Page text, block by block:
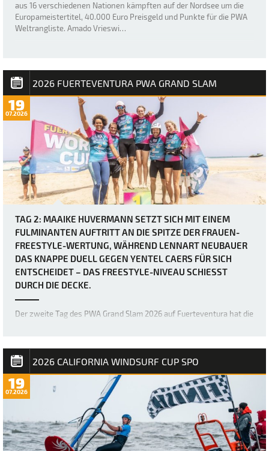
aus 16 verschiedenen Nationen kämpften auf der Nordsee um die
Europameistertitel, 40.000 Euro Preisgeld und Punkte für die PWA
Weltrangliste. Amado Vrieswi…
2026 FUERTEVENTURA PWA GRAND SLAM
19
07.2026
TAG 2: MAAIKE HUVERMANN SETZT SICH MIT EINEM
FULMINANTEN AUFTRITT AN DIE SPITZE DER FRAUEN-
FREESTYLE-WERTUNG, WÄHREND LENNART NEUBAUER
DAS KNAPPE DUELL GEGEN YENTEL CAERS FÜR SICH
ENTSCHEIDET – DAS FREESTYLE-NIVEAU SCHIESST D
URCH DIE DECKE.
Der zweite Tag des PWA Grand Slam 2026 auf Fuerteventura hat die
Freestyle-Bereich möglich ist. Bereits gestern war das Niveau
unglaublich hoch, doch über Na…
2026 CALIFORNIA WINDSURF CUP SPO
19
07.2026